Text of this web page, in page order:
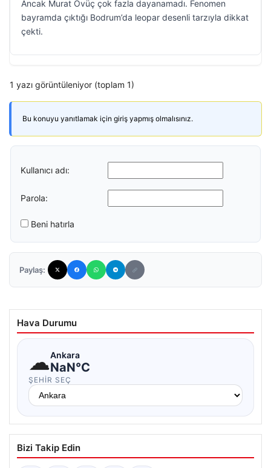
Ancak Murat Övüç çok fazla dayanamadı. Fenomen
bayramda çıktığı Bodrum’da leopar desenli tarzıyla dikkat
çekti.
1 yazı görüntüleniyor (toplam 1)
Bu konuyu yanıtlamak için giriş yapmış olmalısınız.
Kullanıcı adı:
Parola:
Beni hatırla
Paylaş:
Hava Durumu
☁Ankara
NaN°C
ŞEHIR SEÇ
Bizi Takip Edin